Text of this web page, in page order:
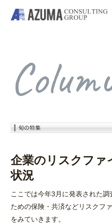
企業のリスクファ
状況
ここでは今年3月に発表された
ための保険・共済などリスクフ
をみていきます。